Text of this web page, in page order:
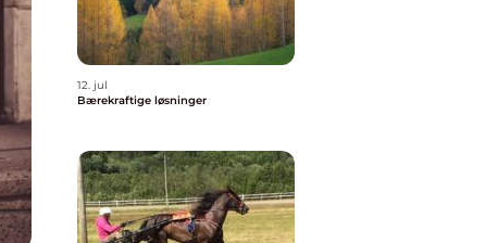
12. jul
Bærekraftige løsninger